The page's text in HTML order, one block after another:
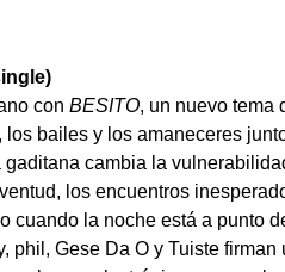
con BESITO, un nuevo tema
bailes y los amaneceres
gaditana cambia la
los encuentros
cuando la noche está a punto
phil, Gese Da O y Tuiste firman